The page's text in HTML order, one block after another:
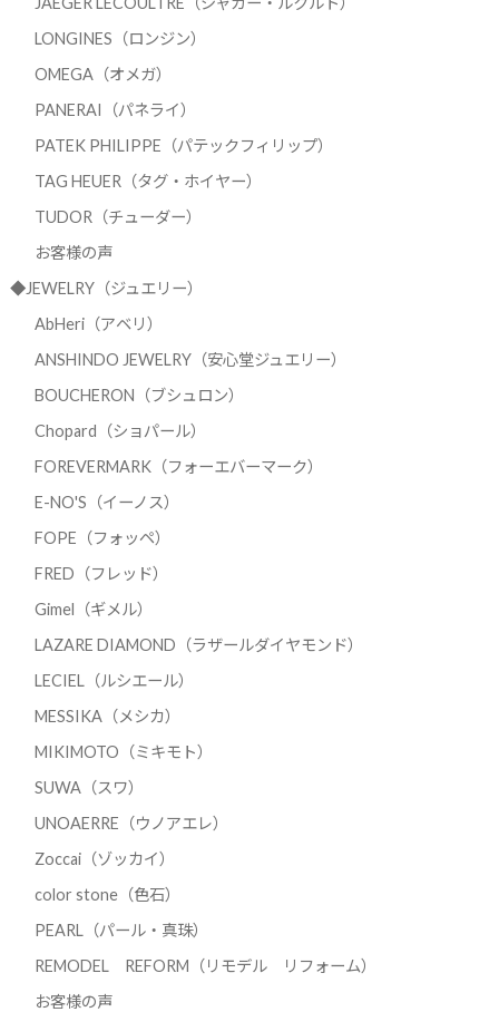
LONGINES（ロンジン）
OMEGA（オメガ）
PANERAI（パネライ）
PATEK PHILIPPE（パテックフィリップ）
TAG HEUER（タグ・ホイヤー）
TUDOR（チューダー）
お客様の声
◆JEWELRY（ジュエリー）
AbHeri（アベリ）
ANSHINDO JEWELRY（安心堂ジュエリー）
BOUCHERON（ブシュロン）
Chopard（ショパール）
FOREVERMARK（フォーエバーマーク）
E-NO'S（イーノス）
FOPE（フォッペ）
FRED（フレッド）
Gimel（ギメル）
LAZARE DIAMOND（ラザールダイヤモンド）
LECIEL（ルシエール）
MESSIKA（メシカ）
MIKIMOTO（ミキモト）
SUWA（スワ）
UNOAERRE（ウノアエレ）
Zoccai（ゾッカイ）
color stone（色石）
PEARL（パール・真珠）
REMODEL REFORM（リモデル リフォーム）
お客様の声